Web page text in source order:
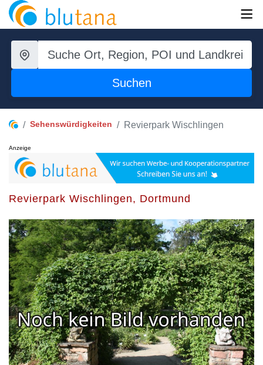
Suchen
Sehenswürdigkeiten Revierpark Wischlingen
Anzeige
Revierpark Wischlingen, Dortmund